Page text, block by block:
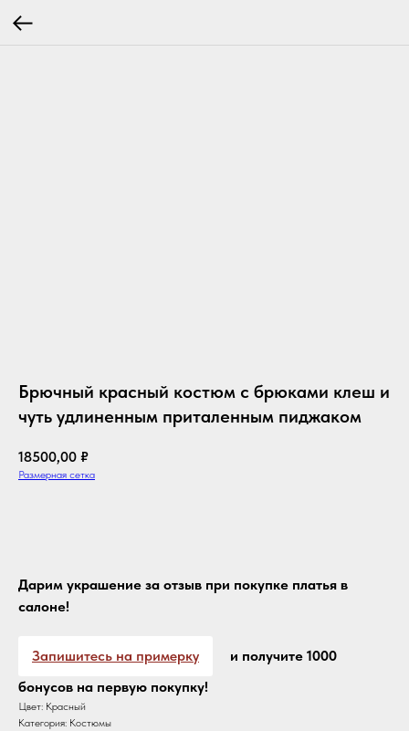
Брючный красный костюм с брюками клеш и
чуть удлиненным приталенным пиджаком
18500,00 ₽
Размерная сетка
Дарим украшение за отзыв при покупке платья в
салоне!
Запишитесь на примерку
и получите 1000
бонусов на первую покупку!
Цвет: Красный
Категория: Костюмы